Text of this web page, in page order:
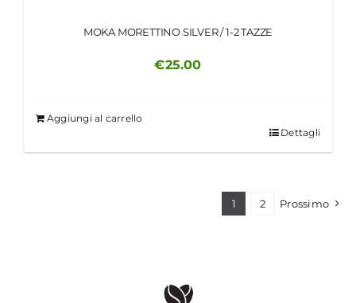
MOKA MORETTINO SILVER / 1-2 TAZZE
€25.00
Aggiungi al carrello
Dettagli
1 2 Prossimo